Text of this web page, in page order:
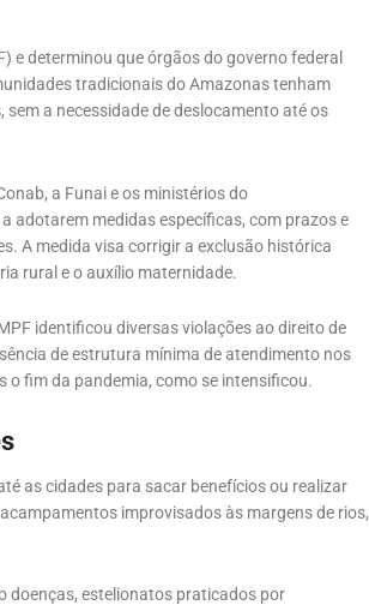
e determinou que órgãos do governo federal
tradicionais do Amazonas tenham
a necessidade de deslocamento até os
a Funai e os ministérios do
adotarem medidas específicas, com prazos e
A medida visa corrigir a exclusão histórica
rural e o auxílio maternidade.
identificou diversas violações ao direito de
de estrutura mínima de atendimento nos
fim da pandemia, como se intensificou.
as cidades para sacar benefícios ou realizar
improvisados às margens de rios,
doenças, estelionatos praticados por